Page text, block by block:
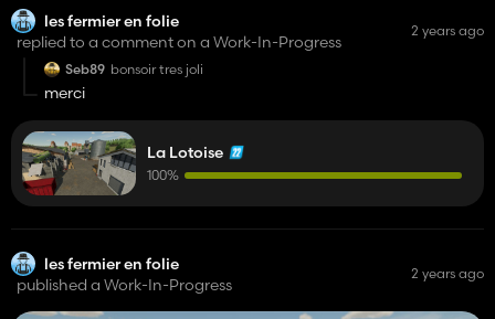
les fermier en folie
replied to a comment on a Work-In-Progress
2 years ago
Seb89 bonsoir tres joli
merci
La Lotoise
100%
les fermier en folie
published a Work-In-Progress
2 years ago